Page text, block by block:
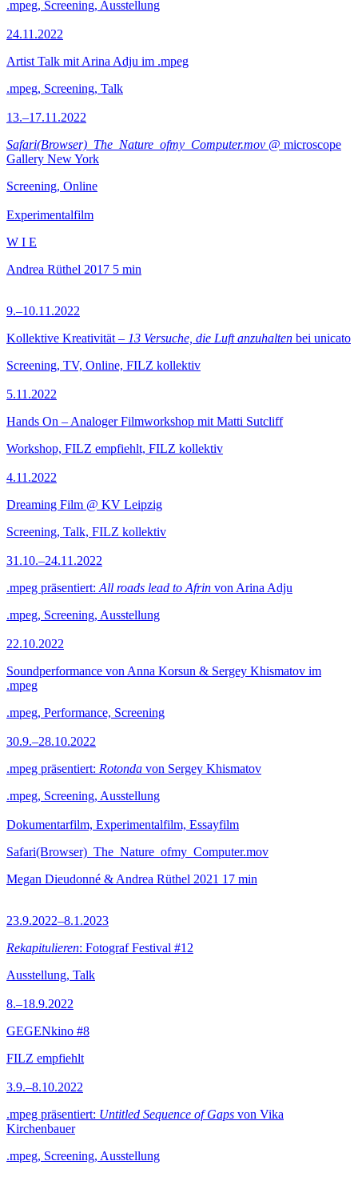
.mpeg, Screening, Ausstellung
24.11.2022
Artist Talk mit Arina Adju im .mpeg
.mpeg, Screening, Talk
13.–17.11.2022
Safari(Browser)_The_Nature_ofmy_Computer.mov @ microscope
Gallery New York
Screening, Online
Experimentalfilm
W I E
Andrea Rüthel 2017 5 min
9.–10.11.2022
Kollektive Kreativität – 13 Versuche, die Luft anzuhalten bei unicato
Screening, TV, Online, FILZ kollektiv
5.11.2022
Hands On – Analoger Filmworkshop mit Matti Sutcliff
Workshop, FILZ empfiehlt, FILZ kollektiv
4.11.2022
Dreaming Film @ KV Leipzig
Screening, Talk, FILZ kollektiv
31.10.–24.11.2022
.mpeg präsentiert: All roads lead to Afrin von Arina Adju
.mpeg, Screening, Ausstellung
22.10.2022
Soundperformance von Anna Korsun & Sergey Khismatov im
.mpeg
.mpeg, Performance, Screening
30.9.–28.10.2022
.mpeg präsentiert: Rotonda von Sergey Khismatov
.mpeg, Screening, Ausstellung
Dokumentarfilm, Experimentalfilm, Essayfilm
Safari(Browser)_The_Nature_ofmy_Computer.mov
Megan Dieudonné & Andrea Rüthel 2021 17 min
23.9.2022–8.1.2023
Rekapitulieren: Fotograf Festival #12
Ausstellung, Talk
8.–18.9.2022
GEGENkino #8
FILZ empfiehlt
3.9.–8.10.2022
.mpeg präsentiert: Untitled Sequence of Gaps von Vika
Kirchenbauer
.mpeg, Screening, Ausstellung